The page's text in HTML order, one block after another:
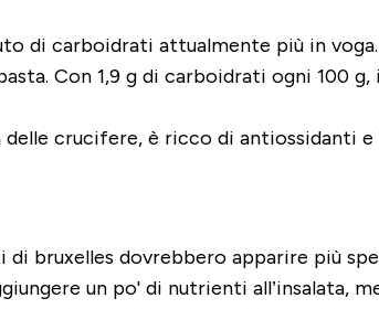
di carboidrati attualmente più in
Con 1,9 g di carboidrati ogni 100
crucifere, è ricco di antiossidanti
bruxelles dovrebbero apparire più
un po' di nutrienti all’insalata,